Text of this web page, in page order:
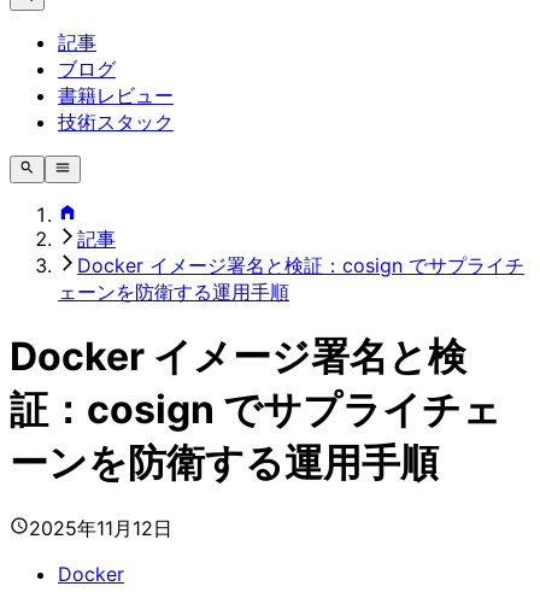
記事
ブログ
書籍レビュー
技術スタック
記事
Docker イメージ署名と検証：cosign でサプライチ
ェーンを防衛する運用手順
Docker イメージ署名と検
証：cosign でサプライチェ
ーンを防衛する運用手順
2025年11月12日
Docker